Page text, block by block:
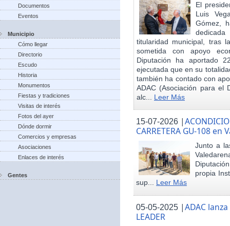
Documentos
Eventos
Municipio
Cómo llegar
Directorio
Escudo
Historia
Monumentos
Fiestas y tradiciones
Visitas de interés
Fotos del ayer
Dónde dormir
Comercios y empresas
Asociaciones
Enlaces de interés
Gentes
El
Luis
Gómez,
titularidad municipal, tras
sometida con apoyo
Diputación ha aportado
ejecutada que en su
también ha contado con
ADAC (Asociación para el
alc... Leer Más
15-07-2026 |
CARRETERA GU-108 en
Junto a
propia
sup... Leer Más
05-05-2025 |ADAC
LEADER